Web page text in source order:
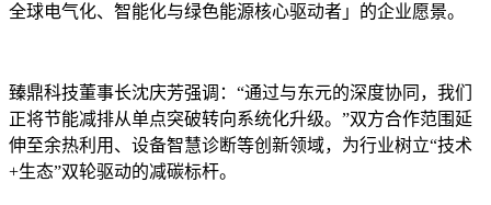
全球电气化、智能化与绿色能源核心驱动者」的企业愿景。
臻鼎科技董事长沈庆芳强调：“通过与东元的深度协同，我们
正将节能减排从单点突破转向系统化升级。”双方合作范围延
伸至余热利用、设备智慧诊断等创新领域，为行业树立“技术
+生态”双轮驱动的减碳标杆。